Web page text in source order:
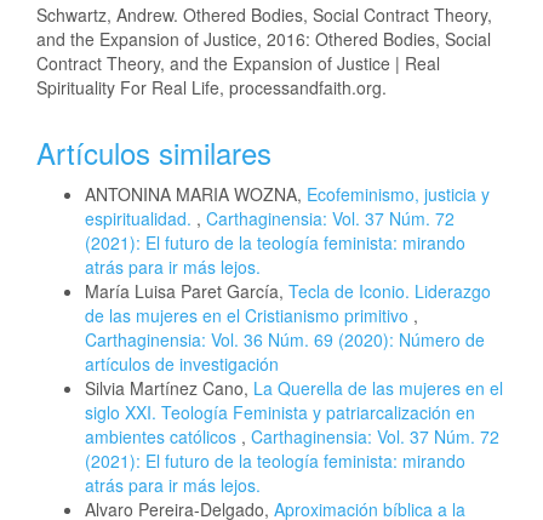
Schwartz, Andrew. Othered Bodies, Social Contract Theory,
and the Expansion of Justice, 2016: Othered Bodies, Social
Contract Theory, and the Expansion of Justice | Real
Spirituality For Real Life, processandfaith.org.
Artículos similares
ANTONINA MARIA WOZNA, Ecofeminismo, justicia y
espiritualidad. , Carthaginensia: Vol. 37 Núm. 72
(2021): El futuro de la teología feminista: mirando
atrás para ir más lejos.
María Luisa Paret García, Tecla de Iconio. Liderazgo
de las mujeres en el Cristianismo primitivo ,
Carthaginensia: Vol. 36 Núm. 69 (2020): Número de
artículos de investigación
Silvia Martínez Cano, La Querella de las mujeres en el
siglo XXI. Teología Feminista y patriarcalización en
ambientes católicos , Carthaginensia: Vol. 37 Núm. 72
(2021): El futuro de la teología feminista: mirando
atrás para ir más lejos.
Alvaro Pereira-Delgado, Aproximación bíblica a la